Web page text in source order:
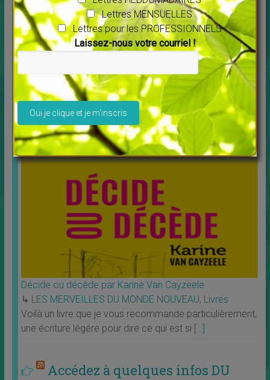
Message pour l’année 2025 Maitre Saint Germain
↳LES MERVEILLES DU MONDE NOUVEAU
Vous voulez écouter ce message cliquer sur ce lien :[…]
Décide ou décède par Karine Van Cayzeele
↳ LES MERVEILLES DU MONDE NOUVEAU, Livres
Voilà un livre que je vous recommande particulièrement,
une écriture légére pour dire ce qui est si […]
Accédez à quelques infos DU
Lettres MENSUELLES
Lettres pour les PROFESSIONNELS
Laissez-nous votre courriel !
Veuillez laisser ce champ vide.